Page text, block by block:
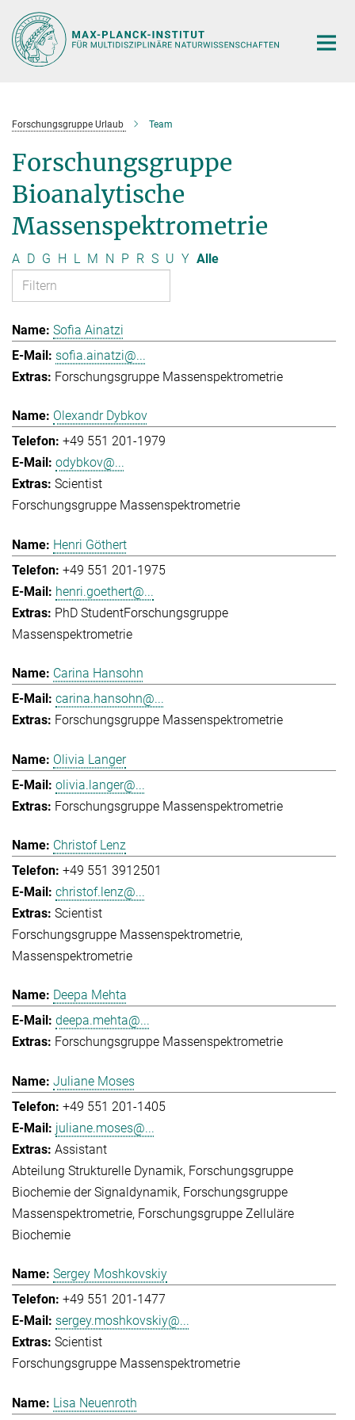
Hauptinhalt
Forschungsgruppe Urlaub Team
Forschungsgruppe
Bioanalytische
Massenspektrometrie
A D G H L M N P R S U Y Alle
Sofia Ainatzi
sofia.ainatzi@...
Forschungsgruppe Massenspektrometrie
Olexandr Dybkov
+49 551 201-1979
odybkov@...
Scientist
Forschungsgruppe Massenspektrometrie
Henri Göthert
+49 551 201-1975
henri.goethert@...
PhD StudentForschungsgruppe
Massenspektrometrie
Carina Hansohn
carina.hansohn@...
Forschungsgruppe Massenspektrometrie
Olivia Langer
olivia.langer@...
Forschungsgruppe Massenspektrometrie
Christof Lenz
+49 551 3912501
christof.lenz@...
Scientist
Forschungsgruppe Massenspektrometrie
Massenspektrometrie
Deepa Mehta
deepa.mehta@...
Forschungsgruppe Massenspektrometrie
Juliane Moses
+49 551 201-1405
juliane.moses@...
Assistant
Abteilung Strukturelle Dynamik Forschungsgruppe
Biochemie der Signaldynamik Forschungsgruppe
Massenspektrometrie Forschungsgruppe Zelluläre
Biochemie
Sergey Moshkovskiy
+49 551 201-1477
sergey.moshkovskiy@...
Scientist
Forschungsgruppe Massenspektrometrie
Lisa Neuenroth